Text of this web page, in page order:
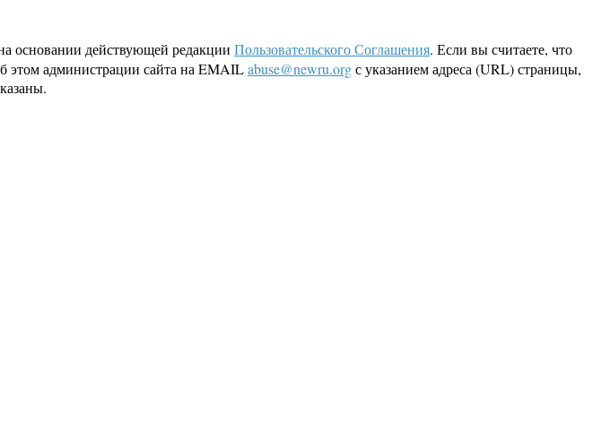
основании действующей редакции Пользовательского Соглашения. Если вы считаете, что
этом администрации сайта на EMAILabuse@newru.orgс указанием адреса (URL) страницы,